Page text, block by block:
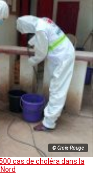
© Croix-Rouge
cas de choléra dans la